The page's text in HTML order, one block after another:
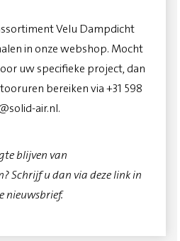
Velu Dampdicht
in onzewebshop. Mocht
uw specifieke project, dan
bereiken via +31 598
air.nl.
blijven van
Schrijf u dan via deze link in
nieuwsbrief.